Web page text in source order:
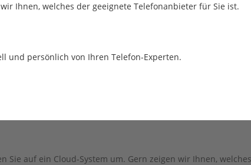
Ihnen, welches der geeignete Telefonanbieter für Sie ist.
und persönlich von Ihren Telefon-Experten.
auf ein Cloud-System um. Gern zeigen wir Ihnen,